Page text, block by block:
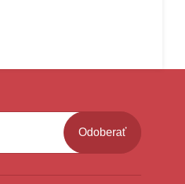
Odoberať